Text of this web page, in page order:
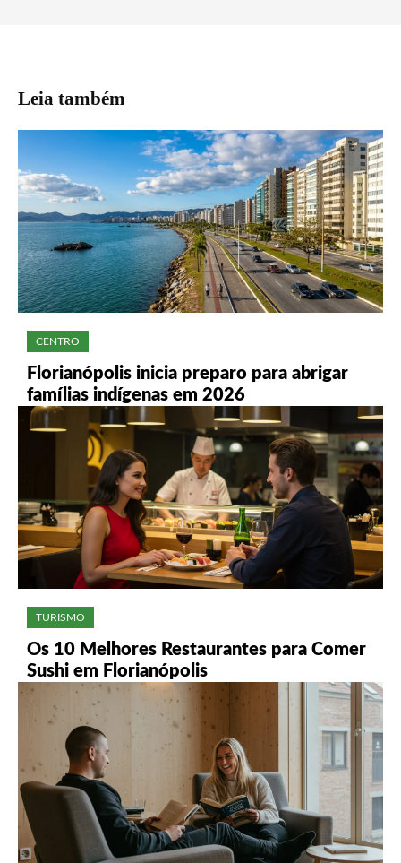
Leia também
CENTRO
Florianópolis inicia preparo para abrigar
famílias indígenas em 2026
TURISMO
Os 10 Melhores Restaurantes para Comer
Sushi em Florianópolis